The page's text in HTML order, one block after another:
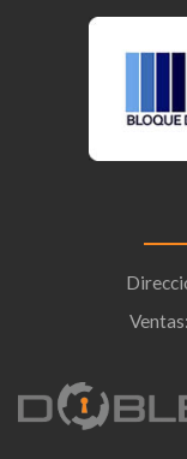
Ventas: